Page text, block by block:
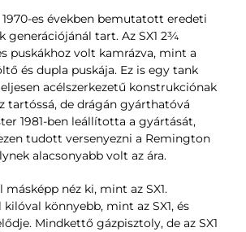
es években bemutatott eredeti
generációjánál tart. Az SX1 2¾
puskákhoz volt kamrázva, mint a
és dupla puskája. Ez is egy tank
acélszerkezetű konstrukciónak
tartóssá, de drágán gyárthatóvá
1981-ben leállította a gyártását,
tudott versenyezni a Remington
alacsonyabb volt az ára.
másképp néz ki, mint az SX1.
könnyebb, mint az SX1, és
Mindkettő gázpisztoly, de az SX1